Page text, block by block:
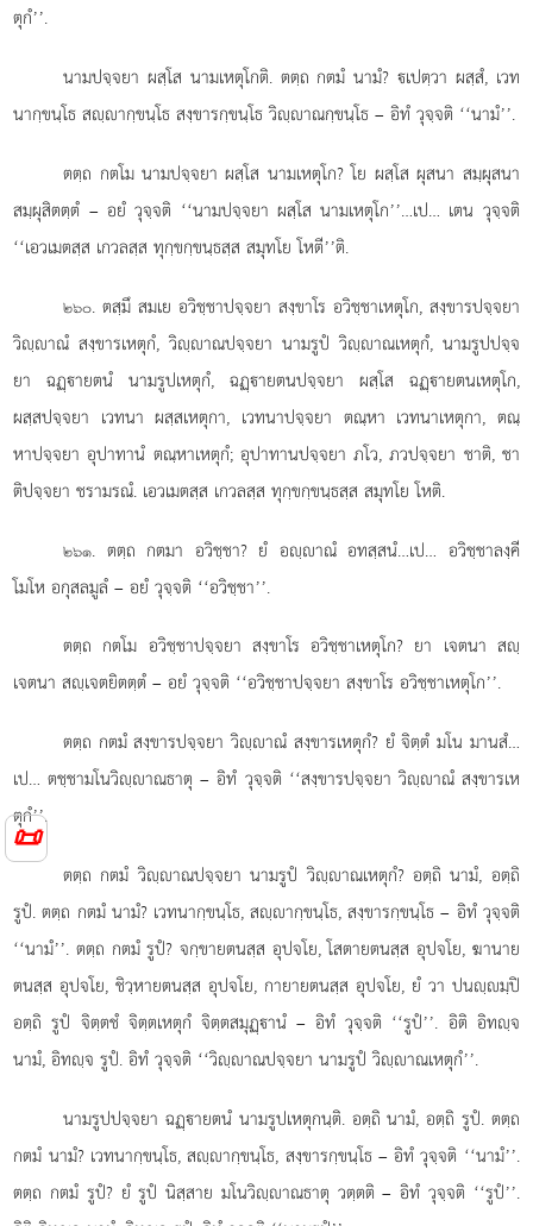
📜
ตุกํ’’.
นามปจฺจยา ผสฺโส นามเหตุโกติ. ตตฺถ กตมํ นามํ? เปตฺวา ผสฺสํ, เวท
นากฺขนฺโธ สฺากฺขนฺโธ สงฺขารกฺขนฺโธ วิฺาณกฺขนฺโธ – อิทํ วุจฺจติ ‘‘นามํ’’.
ตตฺถ กตโม นามปจฺจยา ผสฺโส นามเหตุโก? โย ผสฺโส ผุสนา สมฺผุสนา
สมฺผุสิตตฺตํ – อยํ วุจฺจติ ‘‘นามปจฺจยา ผสฺโส นามเหตุโก’’…เป… เตน วุจฺจติ
‘‘เอวเมตสฺส เกวลสฺส ทุกฺขกฺขนฺธสฺส สมุทโย โหตี’’ติ.
๒๖๐. ตสฺมึ สมเย อวิชฺชาปจฺจยา สงฺขาโร อวิชฺชาเหตุโก, สงฺขารปจฺจยา
วิฺาณํ สงฺขารเหตุกํ, วิฺาณปจฺจยา นามรูปํ วิฺาณเหตุกํ, นามรูปปจฺจ
ยา ฉฏฺายตนํ นามรูปเหตุกํ, ฉฏฺายตนปจฺจยา ผสฺโส ฉฏฺายตนเหตุโก,
ผสฺสปจฺจยา เวทนา ผสฺสเหตุกา, เวทนาปจฺจยา ตณฺหา เวทนาเหตุกา, ตณฺ
หาปจฺจยา อุปาทานํ ตณฺหาเหตุกํ; อุปาทานปจฺจยา ภโว, ภวปจฺจยา ชาติ, ชา
ติปจฺจยา ชรามรณํ. เอวเมตสฺส เกวลสฺส ทุกฺขกฺขนฺธสฺส สมุทโย โหติ.
๒๖๑. ตตฺถ กตมา อวิชฺชา? ยํ อฺาณํ อทสฺสนํ…เป… อวิชฺชาลงฺคี
โมโห อกุสลมูลํ – อยํ วุจฺจติ ‘‘อวิชฺชา’’.
ตตฺถ กตโม อวิชฺชาปจฺจยา สงฺขาโร อวิชฺชาเหตุโก? ยา เจตนา สฺ
เจตนา สฺเจตยิตตฺตํ – อยํ วุจฺจติ ‘‘อวิชฺชาปจฺจยา สงฺขาโร อวิชฺชาเหตุโก’’.
ตตฺถ กตมํ สงฺขารปจฺจยา วิฺาณํ สงฺขารเหตุกํ? ยํ จิตฺตํ มโน มานสํ…
เป… ตชฺชามโนวิฺาณธาตุ – อิทํ วุจฺจติ ‘‘สงฺขารปจฺจยา วิฺาณํ สงฺขารเห
ตุกํ’’.
ตตฺถ กตมํ วิฺาณปจฺจยา นามรูปํ วิฺาณเหตุกํ? อตฺถิ นามํ, อตฺถิ
รูปํ. ตตฺถ กตมํ นามํ? เวทนากฺขนฺโธ, สฺากฺขนฺโธ, สงฺขารกฺขนฺโธ – อิทํ วุจฺจติ
‘‘นามํ’’. ตตฺถ กตมํ รูปํ? จกฺขายตนสฺส อุปจโย, โสตายตนสฺส อุปจโย, ฆานาย
ตนสฺส อุปจโย, ชิวฺหายตนสฺส อุปจโย, กายายตนสฺส อุปจโย, ยํ วา ปนฺมฺปิ
อตฺถิ รูปํ จิตฺตชํ จิตฺตเหตุกํ จิตฺตสมุฏฺานํ – อิทํ วุจฺจติ ‘‘รูปํ’’. อิติ อิทฺจ
นามํ, อิทฺจ รูปํ. อิทํ วุจฺจติ ‘‘วิฺาณปจฺจยา นามรูปํ วิฺาณเหตุกํ’’.
นามรูปปจฺจยา ฉฏฺายตนํ นามรูปเหตุกนฺติ. อตฺถิ นามํ, อตฺถิ รูปํ. ตตฺถ
กตมํ นามํ? เวทนากฺขนฺโธ, สฺากฺขนฺโธ, สงฺขารกฺขนฺโธ – อิทํ วุจฺจติ ‘‘นามํ’’.
ตตฺถ กตมํ รูปํ? ยํ รูปํ นิสฺสาย มโนวิฺาณธาตุ วตฺตติ – อิทํ วุจฺจติ ‘‘รูปํ’’.